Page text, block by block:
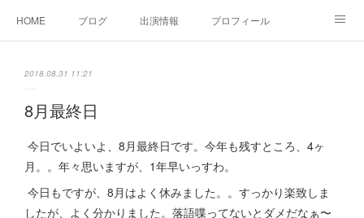
HOME ブログ 出演情報 プロフィール
2018.08.31 11:21
8月最終日
今日でいよいよ、8月最終日です。今年も残すところ、4ヶ
月。。年々思いますが、1年早いっすわ。
今日もですが、8月はよく休みました。。すっかり楽致しま
したが、よく分かりました。落語喋ってないとダメだなぁ〜